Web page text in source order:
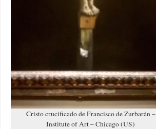
Cristo crucificado de Francisco de Zurbarán –
Institute of Art – Chicago (US)